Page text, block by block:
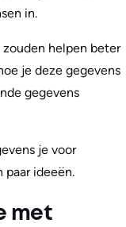
in.
zouden helpen beter
je deze gegevens
gegevens
je voor
ideeën.
met